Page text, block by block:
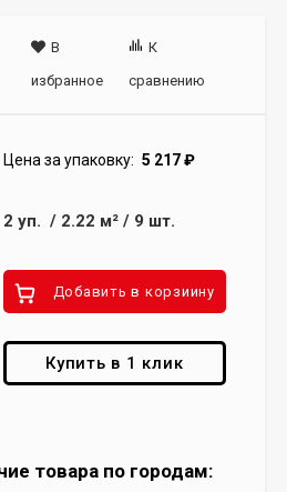
В
избранное
К
сравнению
Цена за упаковку: 5 217₽
2 уп. / 2.22 м²/ 9 шт.
Добавить в корзиину
Купить в 1 клик
товара по городам: